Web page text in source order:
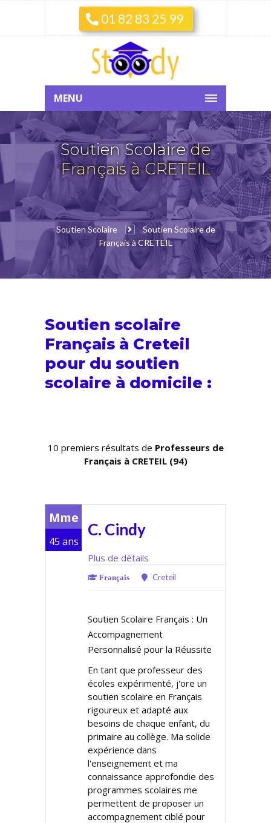
01 82 83 25 99
MENU
Soutien Scolairede
Français à CRETEIL
Soutien Scolaire
Soutien Scolaire de
Français à CRETEIL
Soutien scolaire
Français à Creteil
pour du soutien
scolaire à domicile :
10 premiers résultats de Professeurs de
Français à CRETEIL (94)
Mme
45 ans
C. Cindy
Plus de détails
Français Creteil
Soutien Scolaire Français : Un
Accompagnement
Personnalisé pour la Réussite
En tant que professeur des
écoles expérimenté, j'offre un
soutien scolaire en Français
rigoureux et adapté aux
besoins de chaque enfant, du
primaire au collège. Ma solide
expérience dans
l'enseignement et ma
connaissance approfondie des
programmes scolaires me
permettent de proposer un
accompagnement ciblé pour